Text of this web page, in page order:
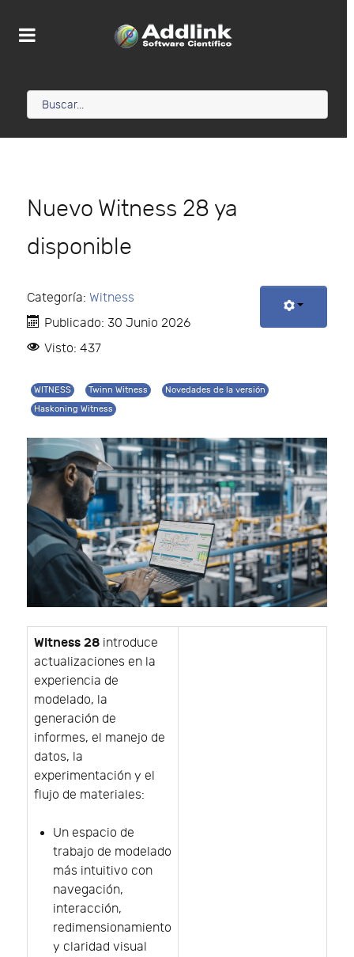
Nuevo Witness 28 ya
disponible
Categoría: Witness
Publicado: 30 Junio 2026
Visto: 437
WITNESS Twinn Witness
Novedades de la versión
Haskoning Witness
Witness 28 introduce
actualizaciones en la
experiencia de
modelado, la
generación de
informes, el manejo de
datos, la
experimentación y el
flujo de materiales:
Un espacio de
trabajo de modelado
más intuitivo con
navegación,
interacción,
redimensionamiento
y claridad visual